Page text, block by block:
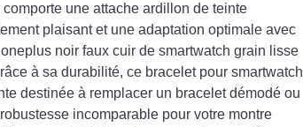
une attache ardillon de teinte
plaisant et une adaptation optimale avec
noir faux cuir de smartwatch grain lisse
à sa durabilité, ce bracelet pour smartwatch
destinée à remplacer un bracelet démodé ou
incomparable pour votre montre